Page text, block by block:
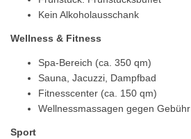
Kein Alkoholausschank
Wellness & Fitness
Spa-Bereich (ca. 350 qm)
Sauna, Jacuzzi, Dampfbad
Fitnesscenter (ca. 150 qm)
Wellnessmassagen gegen Gebühr
Sport